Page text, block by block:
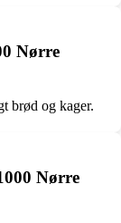
Nørre
brød og kager.
Nørre